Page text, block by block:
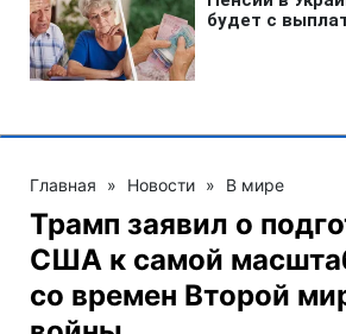
Главная » Новости » В мире
Трамп заявил о
США к самой
со времен Второй